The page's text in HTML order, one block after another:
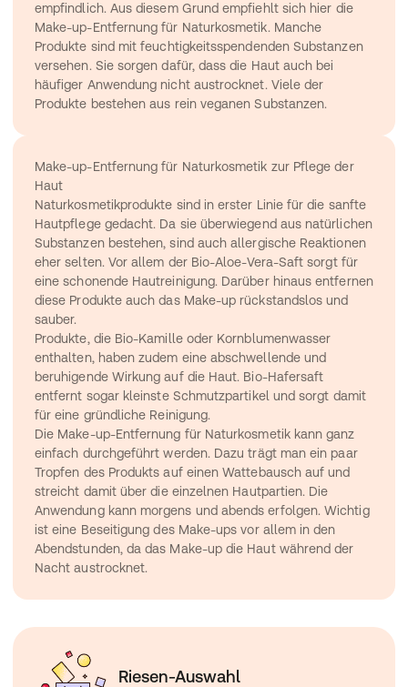
empfindlich. Aus diesem Grund empfiehlt sich hier die
Make-up-Entfernung für Naturkosmetik. Manche
Produkte sind mit feuchtigkeitsspendenden Substanzen
versehen. Sie sorgen dafür, dass die Haut auch bei
häufiger Anwendung nicht austrocknet. Viele der
Produkte bestehen aus rein veganen Substanzen.
Make-up-Entfernung für Naturkosmetik zur Pflege der
Haut
Naturkosmetikprodukte sind in erster Linie für die sanfte
Hautpflege gedacht. Da sie überwiegend aus natürlichen
Substanzen bestehen, sind auch allergische Reaktionen
eher selten. Vor allem der Bio-Aloe-Vera-Saft sorgt für
eine schonende Hautreinigung. Darüber hinaus entfernen
diese Produkte auch das Make-up rückstandslos und
sauber.
Produkte, die Bio-Kamille oder Kornblumenwasser
enthalten, haben zudem eine abschwellende und
beruhigende Wirkung auf die Haut. Bio-Hafersaft
entfernt sogar kleinste Schmutzpartikel und sorgt damit
für eine gründliche Reinigung.
Die Make-up-Entfernung für Naturkosmetik kann ganz
einfach durchgeführt werden. Dazu trägt man ein paar
Tropfen des Produkts auf einen Wattebausch auf und
streicht damit über die einzelnen Hautpartien. Die
Anwendung kann morgens und abends erfolgen. Wichtig
ist eine Beseitigung des Make-ups vor allem in den
Abendstunden, da das Make-up die Haut während der
Nacht austrocknet.
Riesen-Auswahl